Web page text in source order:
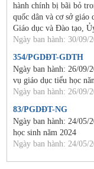
hành chính bị bãi bỏ
quốc dân và cơ sở giáo
Giáo dục và Đào tạo,
Ngày ban hành: 30/09/
354/PGDĐT-GDTH
Ngày ban hành: 26/09/
vụ giáo dục tiểu học
Ngày ban hành: 26/09/
83/PGDĐT-NG
Ngày ban hành: 24/05/
học sinh năm 2024
Ngày ban hành: 24/05/